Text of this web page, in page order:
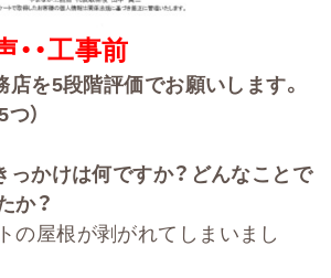
・工事前
店を5段階評価でお願いします。
つ）
っかけは何ですか？どんなことで
か？
の屋根が剥がれてしまいまし